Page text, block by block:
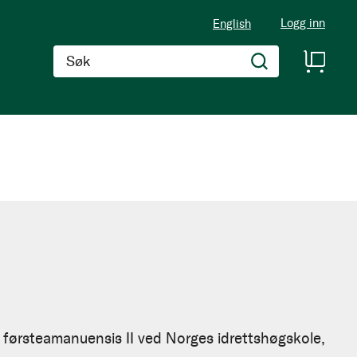
English Logg inn
Søk
II ved Norges idrettshøgskole,